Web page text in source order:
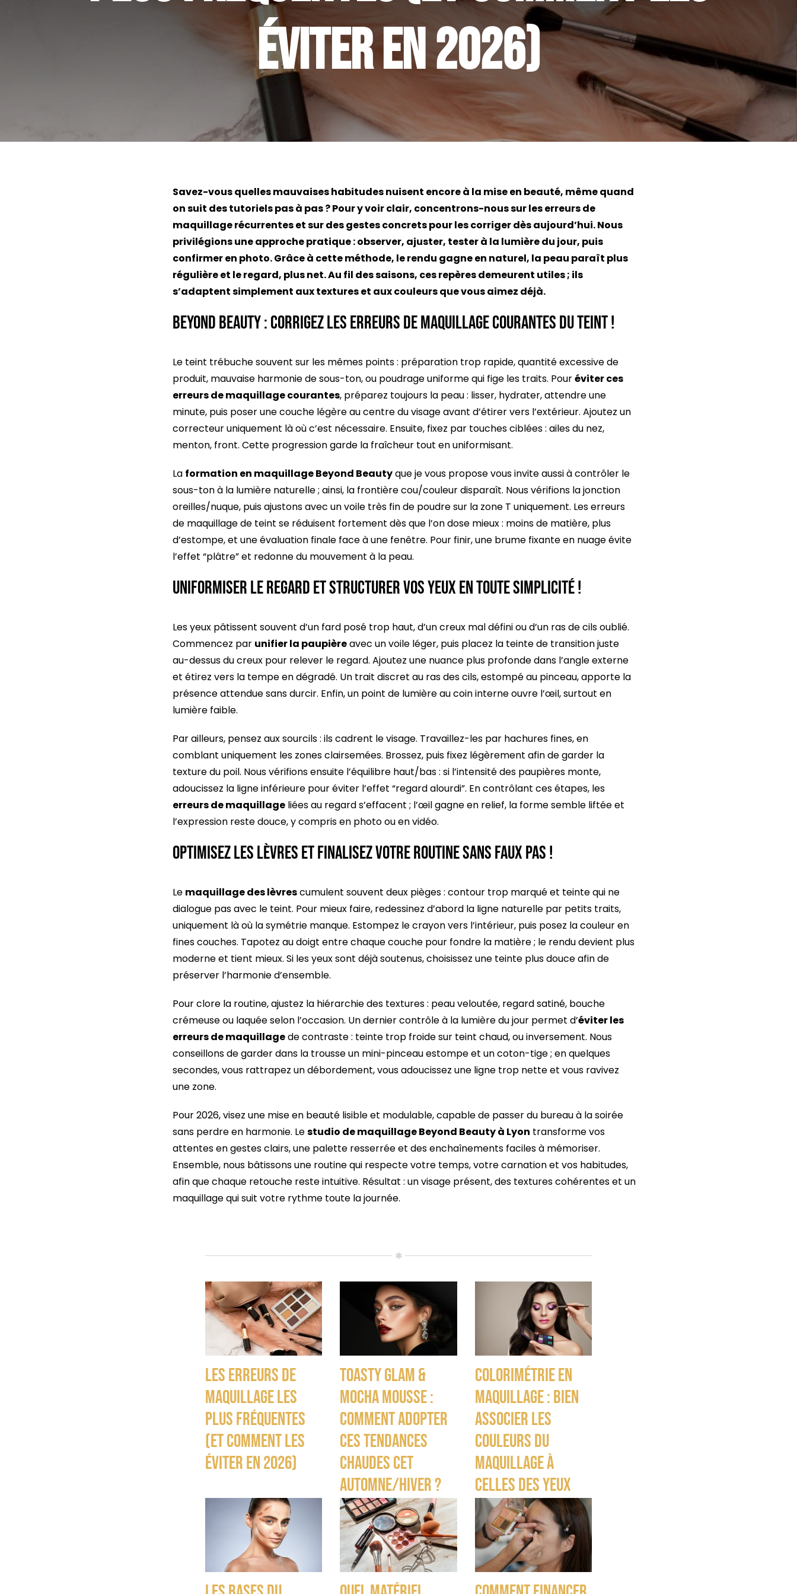
éviter en 2026)
Savez-vous quelles mauvaises habitudes nuisent encore à la mise en beauté, même quand
on suit des tutoriels pas à pas ? Pour y voir clair, concentrons-nous sur les erreurs de
maquillage récurrentes et sur des gestes concrets pour les corriger dès aujourd’hui. Nous
privilégions une approche pratique : observer, ajuster, tester à la lumière du jour, puis
confirmer en photo. Grâce à cette méthode, le rendu gagne en naturel, la peau paraît plus
régulière et le regard, plus net. Au fil des saisons, ces repères demeurent utiles ; ils
s’adaptent simplement aux textures et aux couleurs que vous aimez déjà.
Beyond Beauty : corrigez les erreurs de maquillage courantes du teint !
Le teint trébuche souvent sur les mêmes points : préparation trop rapide, quantité excessive de
produit, mauvaise harmonie de sous-ton, ou poudrage uniforme qui fige les traits. Pouréviter ces
erreurs de maquillage courantes, préparez toujours la peau : lisser, hydrater, attendre une
minute, puis poser une couche légère au centre du visage avant d’étirer vers l’extérieur. Ajoutez un
correcteur uniquement là où c’est nécessaire. Ensuite, fixez par touches ciblées : ailes du nez,
menton, front. Cette progression garde la fraîcheur tout en uniformisant.
La formation en maquillage Beyond Beautyque je vous propose vous invite aussi à contrôler le
sous-ton à la lumière naturelle ; ainsi, la frontière cou/couleur disparaît. Nous vérifions la jonction
oreilles/nuque, puis ajustons avec un voile très fin de poudre sur la zone T uniquement. Les erreurs
de maquillage de teint se réduisent fortement dès que l’on dose mieux : moins de matière, plus
d’estompe, et une évaluation finale face à une fenêtre. Pour finir, une brume fixante en nuage évite
l’effet “plâtre” et redonne du mouvement à la peau.
Uniformiser le regard et structurer vos yeux en toute simplicité !
Les yeux pâtissent souvent d’un fard posé trop haut, d’un creux mal défini ou d’un ras de cils oublié.
Commencez par unifier la paupièreavec un voile léger, puis placez la teinte de transition juste
au-dessus du creux pour relever le regard. Ajoutez une nuance plus profonde dans l’angle externe
et étirez vers la tempe en dégradé. Un trait discret au ras des cils, estompé au pinceau, apporte la
présence attendue sans durcir. Enfin, un point de lumière au coin interne ouvre l’œil, surtout en
lumière faible.
Par ailleurs, pensez aux sourcils : ils cadrent le visage. Travaillez-les par hachures fines, en
comblant uniquement les zones clairsemées. Brossez, puis fixez légèrement afin de garder la
texture du poil. Nous vérifions ensuite l’équilibre haut/bas : si l’intensité des paupières monte,
adoucissez la ligne inférieure pour éviter l’effet “regard alourdi”. En contrôlant ces étapes, les
erreurs de maquillage liées au regard s’effacent ; l’œil gagne en relief, la forme semble liftée et
l’expression reste douce, y compris en photo ou en vidéo.
Optimisez les lèvres et finalisez votre routine sans faux pas !
Le maquillage des lèvrescumulent souvent deux pièges : contour trop marqué et teinte qui ne
dialogue pas avec le teint. Pour mieux faire, redessinez d’abord la ligne naturelle par petits traits,
uniquement là où la symétrie manque. Estompez le crayon vers l’intérieur, puis posez la couleur en
fines couches. Tapotez au doigt entre chaque couche pour fondre la matière ; le rendu devient plus
moderne et tient mieux. Si les yeux sont déjà soutenus, choisissez une teinte plus douce afin de
préserver l’harmonie d’ensemble.
Pour clore la routine, ajustez la hiérarchie des textures : peau veloutée, regard satiné, bouche
crémeuse ou laquée selon l’occasion. Un dernier contrôle à la lumière du jour permet d’éviter les
erreurs de maquillagede contraste : teinte trop froide sur teint chaud, ou inversement. Nous
conseillons de garder dans la trousse un mini-pinceau estompe et un coton-tige ; en quelques
secondes, vous rattrapez un débordement, vous adoucissez une ligne trop nette et vous ravivez
une zone.
Pour 2026, visez une mise en beauté lisible et modulable, capable de passer du bureau à la soirée
sans perdre en harmonie. Lestudio de maquillage Beyond Beauty à Lyon transforme vos
attentes en gestes clairs, une palette resserrée et des enchaînements faciles à mémoriser.
Ensemble, nous bâtissons une routine qui respecte votre temps, votre carnation et vos habitudes,
afin que chaque retouche reste intuitive. Résultat : un visage présent, des textures cohérentes et un
maquillage qui suit votre rythme toute la journée.
Les erreurs de
maquillage les
plus fréquentes
(et comment les
éviter en 2026)
Toasty Glam &
Mocha Mousse :
comment adopter
ces tendances
chaudes cet
automne/hiver ?
Colorimétrie en
maquillage : bien
associer les
couleurs du
maquillage à
celles des yeux